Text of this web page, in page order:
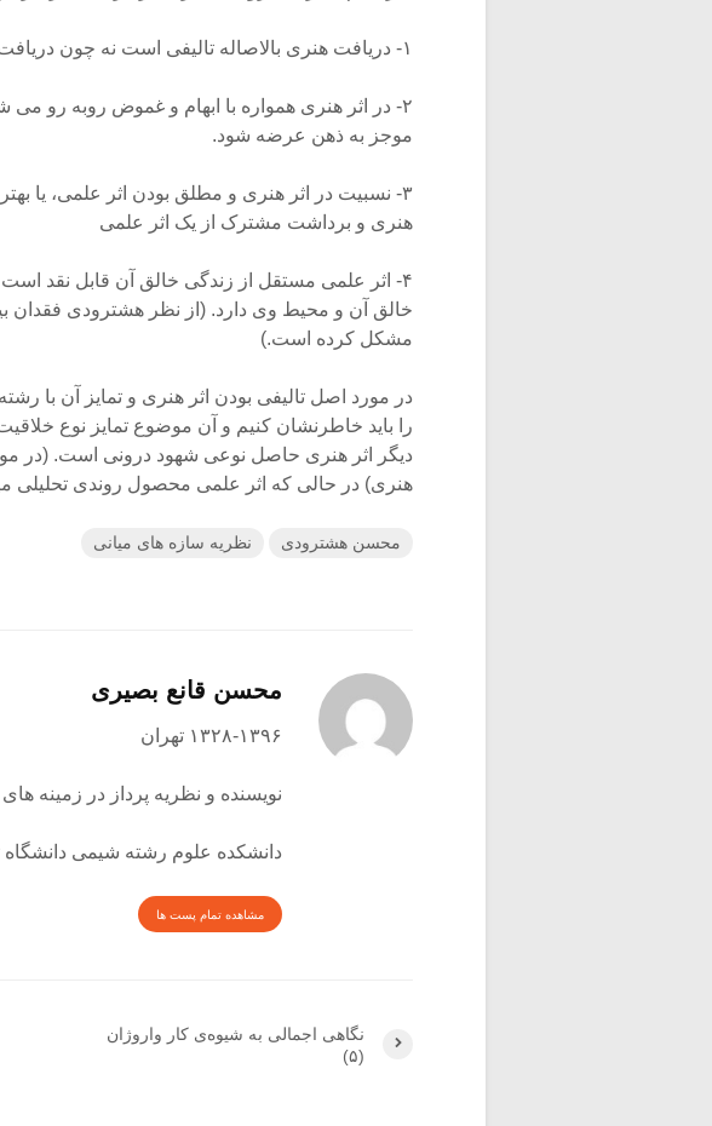
۱- دریافت هنری بالاصاله تالیفی است نه چون دریافت علمی که تحلیلی است.
۲- در اثر هنری همواره با ابهام و غموض روبه رو
موجز به ذهن عرضه شود.
۳- نسبیت در اثر هنری و مطلق بودن اثر علمی، یا
هنری و برداشت مشترک از یک اثر علمی
۴- اثر علمی مستقل از زندگی خالق آن قابل نقد است
خالق آن و محیط وی دارد. (از نظر هشترودی فقدان
مشکل کرده است.)
در مورد اصل تالیفی بودن اثر هنری و تمایز آن با
را باید خاطرنشان کنیم و آن موضوع تمایز نوع
دیگر اثر هنری حاصل نوعی شهود درونی است. (در
هنری) در حالی که اثر علمی محصول روندی تحلیلی
محسن هشترودی نظریه سازه های میانی
محسن قانع بصیری
۱۳۲۸-۱۳۹۶ تهران
نویسنده و نظریه پرداز در زمینه
دانشکده علوم رشته شیمی دانشگاه
مشاهده تمام پست ها
نگاهی اجمالی به شیوه‌ی کار واروژان
(۵)